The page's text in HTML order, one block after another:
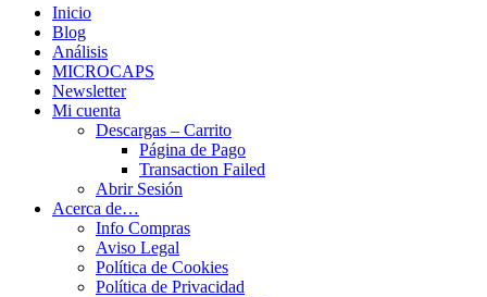
Inicio
Blog
Análisis
MICROCAPS
Newsletter
Mi cuenta
Descargas – Carrito
Página de Pago
Transaction Failed
Abrir Sesión
Acerca de…
Info Compras
Aviso Legal
Política de Cookies
Política de Privacidad